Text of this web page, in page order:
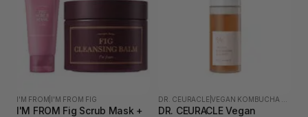
I'M FROM I'M FROM FIG
I'M FROM Fig Scrub Mask +
DR. CEURACLE |
DR. CEURACLE Vegan